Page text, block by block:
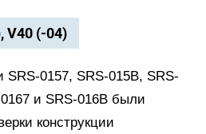
V40 (-04)
SRS-0157, SRS-015B, SRS-
и SRS-016B были
конструкции